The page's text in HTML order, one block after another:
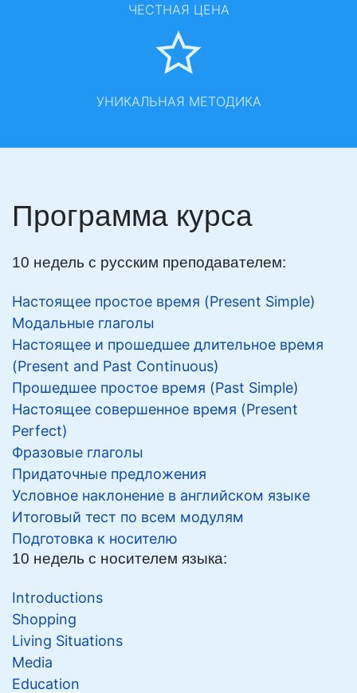
ЧЕСТНАЯ ЦЕНА
УНИКАЛЬНАЯ МЕТОДИКА
Программа курса
10 недель с русским преподавателем:
Настоящее простое время (Present Simple)
Модальные глаголы
Настоящее и прошедшее длительное время
(Present and Past Continuous)
Прошедшее простое время (Past Simple)
Настоящее совершенное время (Present
Perfect)
Фразовые глаголы
Придаточные предложения
Условное наклонение в английском языке
Итоговый тест по всем модулям
Подготовка к носителю
10 недель с носителем языка:
Introductions
Shopping
Living Situations
Media
Education